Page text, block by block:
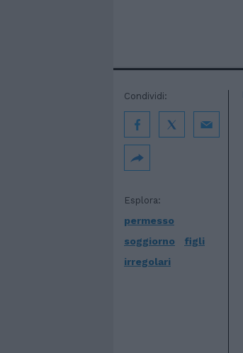
Esplora:
permesso
soggiorno
figli
irregolari
Condividi: